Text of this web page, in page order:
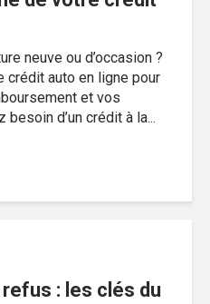
neuve ou d’occasion ?
crédit auto en ligne pour
et vos
d’un crédit à la...
: les clés du